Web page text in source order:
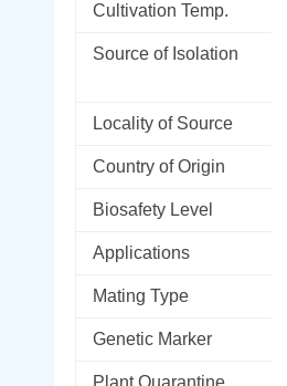
Cultivation Temp.
Source of Isolation
Locality of Source
Country of Origin
Biosafety Level
Applications
Mating Type
Genetic Marker